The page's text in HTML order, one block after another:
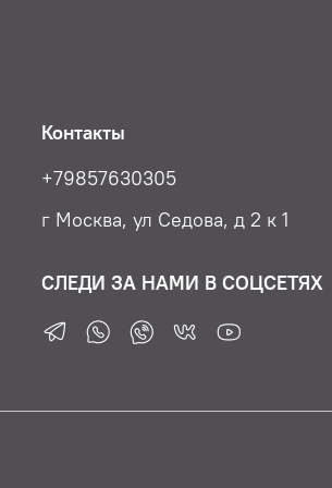
Контакты
+79857630305
г Москва, ул Седова, д 2 к 1
СЛЕДИ ЗА НАМИ В СОЦСЕТЯХ